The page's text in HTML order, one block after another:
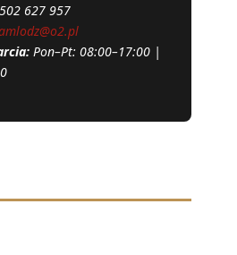
627 957
Pon–Pt: 08:00–17:00 |